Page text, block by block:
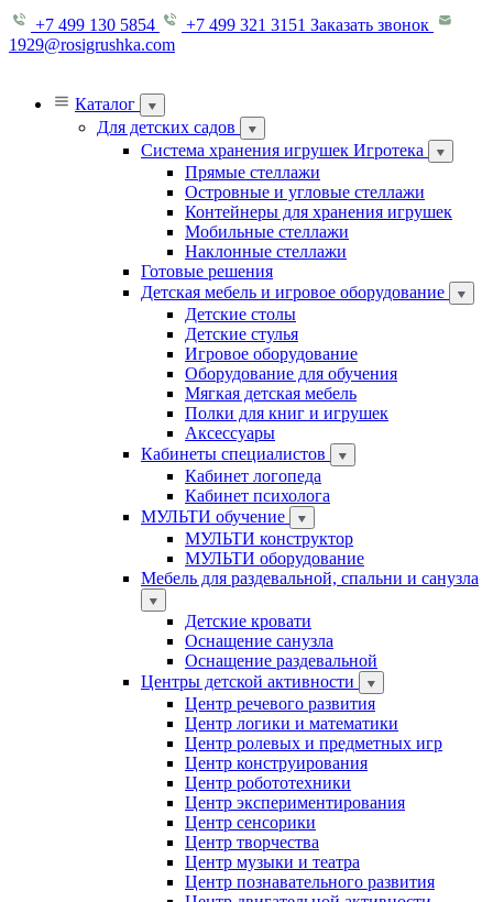
+7 499 130 5854 +7 499 321 3151 Заказать звонок
1929@rosigrushka.com
Каталог
Для детских садов
Система хранения игрушек Игротека
Прямые стеллажи
Островные и угловые стеллажи
Контейнеры для хранения игрушек
Мобильные стеллажи
Наклонные стеллажи
Готовые решения
Детская мебель и игровое оборудование
Детские столы
Детские стулья
Игровое оборудование
Оборудование для обучения
Мягкая детская мебель
Полки для книг и игрушек
Аксессуары
Кабинеты специалистов
Кабинет логопеда
Кабинет психолога
МУЛЬТИ обучение
МУЛЬТИ конструктор
МУЛЬТИ оборудование
Мебель для раздевальной, спальни и санузла
Детские кровати
Оснащение санузла
Оснащение раздевальной
Центры детской активности
Центр речевого развития
Центр логики и математики
Центр ролевых и предметных игр
Центр конструирования
Центр робототехники
Центр экспериментирования
Центр сенсорики
Центр творчества
Центр музыки и театра
Центр познавательного развития